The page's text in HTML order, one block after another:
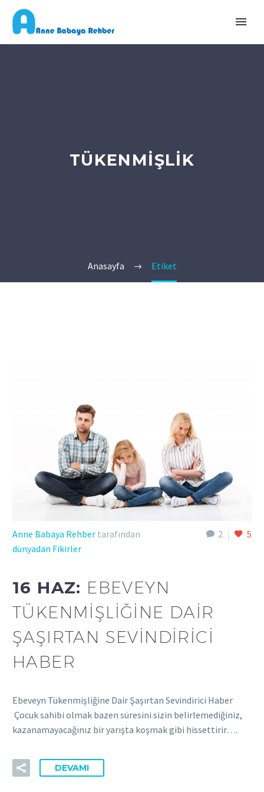
TÜKENMIŞLIK
Anasayfa Etiket
2 5
Anne Babaya Rehber tarafından
dünyadan Fikirler
16 HAZ: EBEVEYN
TÜKENMIŞLIĞINE DAIR
ŞAŞIRTAN SEVINDIRICI
HABER
Ebeveyn Tükenmişliğine Dair Şaşırtan Sevindirici Haber
Çocuk sahibi olmak bazen süresini sizin belirlemediğiniz,
kazanamayacağınız bir yarışta koşmak gibi hissettirir….
DEVAMI